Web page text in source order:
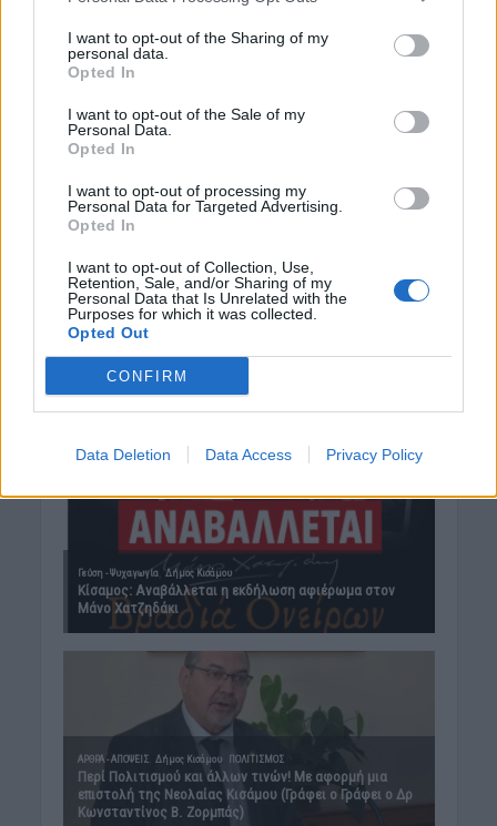
I want to opt-out of the Sharing of my
personal data.
Opted In
I want to opt-out of the Sale of my
Personal Data.
Opted In
I want to opt-out of processing my
Personal Data for Targeted Advertising.
Opted In
I want to opt-out of Collection, Use,
Retention, Sale, and/or Sharing of my
Personal Data that Is Unrelated with the
Purposes for which it was collected.
Opted Out
CONFIRM
Data Deletion Data Access Privacy Policy